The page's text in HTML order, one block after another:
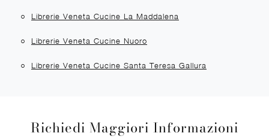
Librerie Veneta Cucine La Maddalena
Librerie Veneta Cucine Nuoro
Librerie Veneta Cucine Santa Teresa Gallura
Richiedi Maggiori Informazioni